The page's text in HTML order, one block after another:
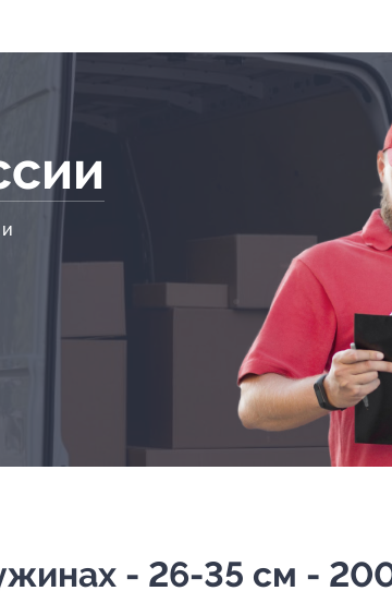
- 26-35 см -